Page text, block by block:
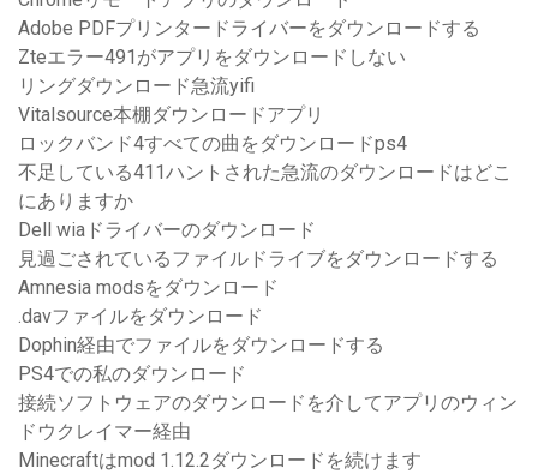
Adobe PDFプリンタードライバーをダウンロードする
Zteエラー491がアプリをダウンロードしない
リングダウンロード急流yifi
Vitalsource本棚ダウンロードアプリ
ロックバンド4すべての曲をダウンロードps4
不足している411ハントされた急流のダウンロードはどこ
にありますか
Dell wiaドライバーのダウンロード
見過ごされているファイルドライブをダウンロードする
Amnesia modsをダウンロード
.davファイルをダウンロード
Dophin経由でファイルをダウンロードする
PS4での私のダウンロード
接続ソフトウェアのダウンロードを介してアプリのウィン
ドウクレイマー経由
Minecraftはmod 1.12.2ダウンロードを続けます